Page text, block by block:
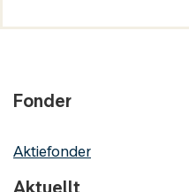
Fonder
Aktiefonder
Aktuellt